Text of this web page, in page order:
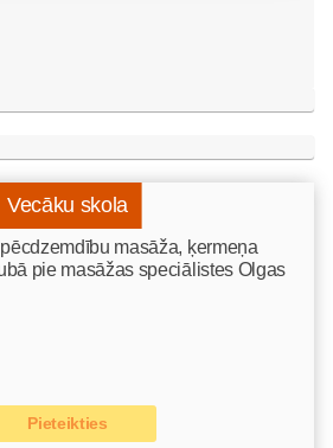
Vecāku skola
masāža, ķermeņa
pie masāžas speciālistes Olgas
Pieteikties